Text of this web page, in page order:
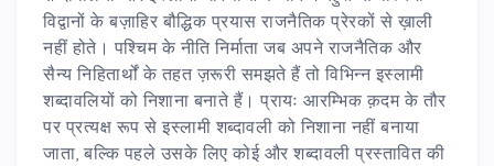
विद्वानों के बज़ाहिर बौद्धिक प्रयास राजनैतिक प्रेरकों से ख़ाली
नहीं होते। पश्चिम के नीति निर्माता जब अपने राजनैतिक और
सैन्य निहितार्थों के तहत ज़रूरी समझते हैं तो विभिन्न इस्लामी
शब्दावलियों को निशाना बनाते हैं। प्रायः आरम्भिक क़दम के तौर
पर प्रत्यक्ष रूप से इस्लामी शब्दावली को निशाना नहीं बनाया
जाता, बल्कि पहले उसके लिए कोई और शब्दावली प्रस्तावित की